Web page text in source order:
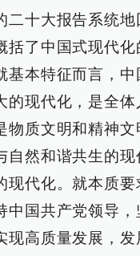
二十大报告系统
括了中国式现代化
基本特征而言，
的现代化，是全
物质文明和精神
自然和谐共生的现
现代化。就本质要
中国共产党领导
现高质量发展，